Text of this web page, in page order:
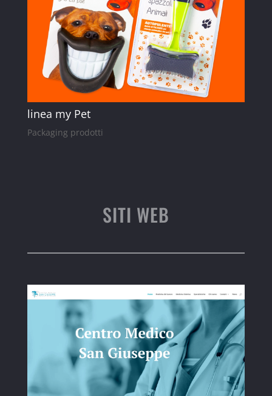
linea my Pet
Packaging prodotti
SITI WEB